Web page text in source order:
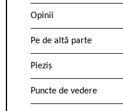
Opinii
Pe de altă parte
Pieziș
Puncte de vedere